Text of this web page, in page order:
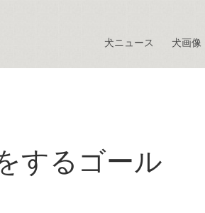
犬ニュース 犬画像
するゴール